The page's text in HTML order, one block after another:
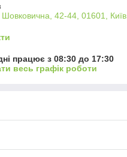
Шовковична, 42-44, 01601,
працює з 08:30 до 17:30
весь графік роботи